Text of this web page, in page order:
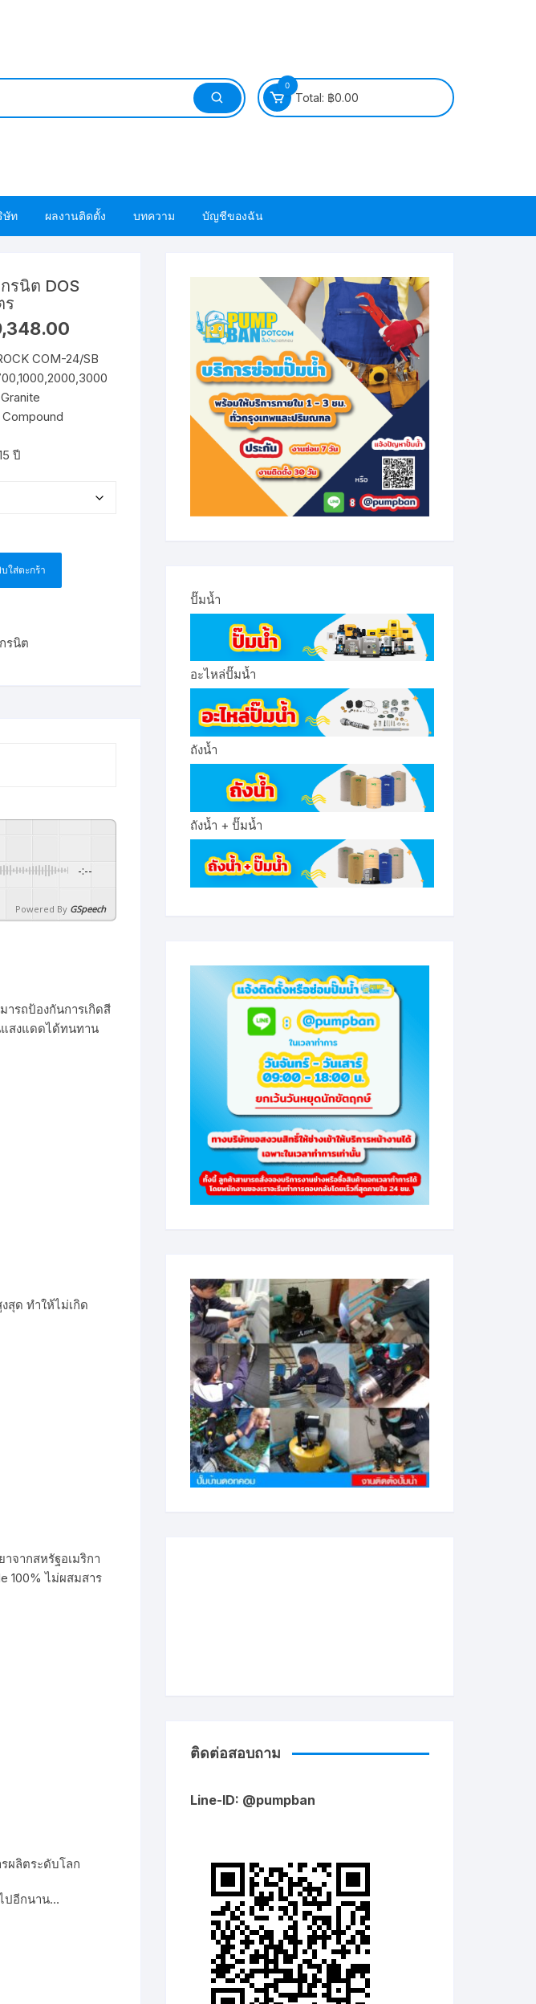
0
Total: ฿0.00
โอริง ปะเก็น แหวนยาง ซีล ยาง
า
เครดิต
ษัท
ยวกับเรา
ผลงานติดตั้ง บทความ บัญชีของฉัน
รนิต DOS
ร
through
฿9,348.00
COM-24/SB
ปี
ใส่ตะกร้า
รนิต
-:--
Powered By GSpeech
รถป้องกันการเกิดสี
แสงแดดได้ทนทาน
สุด ทำให้ไม่เกิด
จากสหรัฐอเมริกา
100% ไม่ผสมสาร
ผลิตระดับโลก
ปอีกนาน…
ปั๊มน้ำ
อะไหล่ปั๊มน้ำ
ถังน้ำ
ถังน้ำ + ปั๊มน้ำ
ติดต่อสอบถาม
Line-ID: @pumpban